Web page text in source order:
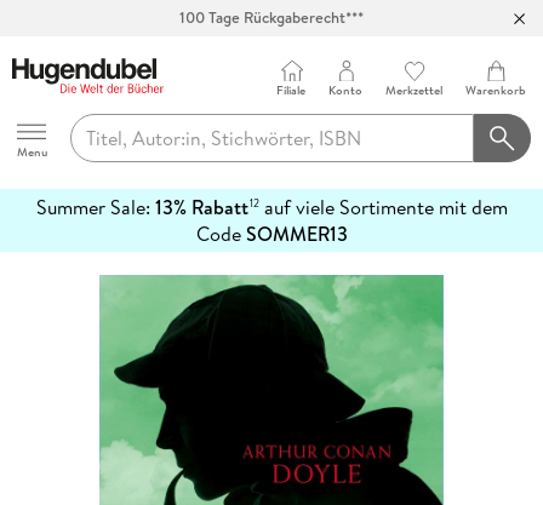
100 Tage Rückgaberecht***
Hugendubel
Menu
Filiale Konto Merkzettel Warenkorb
Summer Sale: 13% Rabatt12auf viele Sortimente mit dem
CodeSOMMER13
erfahren